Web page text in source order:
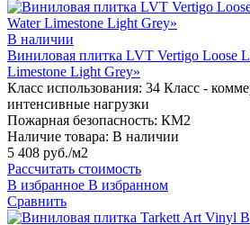
В наличии
Виниловая плитка LVT Vertigo Loose
Limestone Light Grey»
Класс использования: 34 Класс -
интенсивные нагрузки
Пожарная безопасность: КМ2
Наличие товара: В наличии
5 408 руб./м2
Рассчитать стоимость
В избранное В избранном
Сравнить